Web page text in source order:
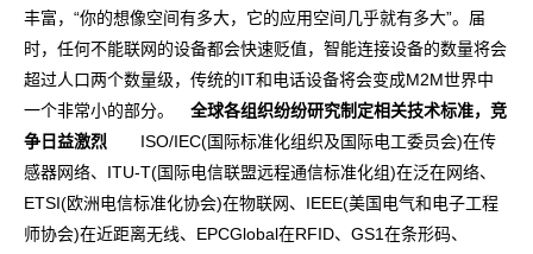
丰富，“你的想像空间有多大，它的应用空间几乎就有多大”。届
时，任何不能联网的设备都会快速贬值，智能连接设备的数量将会
超过人口两个数量级，传统的IT和电话设备将会变成M2M世界中
一个非常小的部分。
全球各组织纷纷研究制定相关技术标准，竞
争日益激烈 ISO/IEC(国际标准化组织及国际电工委员会)在传
感器网络、ITU-T(国际电信联盟远程通信标准化组)在泛在网络、
ETSI(欧洲电信标准化协会)在物联网、IEEE(美国电气和电子工程
师协会)在近距离无线、EPCGlobal在RFID、GS1在条形码、